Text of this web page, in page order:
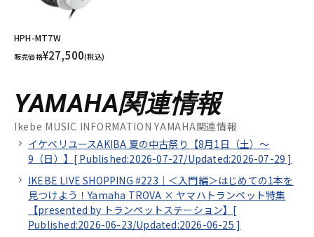
HPH-MT7W
販売価格¥27,500(税込)
YAMAHA関連情報
Ikebe MUSIC INFORMATION YAMAHA関連情報
イケベリユースAKIBA 夏の中古祭り【8月1日（土）～
9（日）】[ Published:2026-07-27/Updated:2026-07-29 ]
IKEBE LIVE SHOPPING #223｜＜入門編＞はじめての1本を
見つけよう！Yamaha TROVA × ヤマハトランペット特集
【presented by トランペットステーション】[
Published:2026-06-23/Updated:2026-06-25 ]